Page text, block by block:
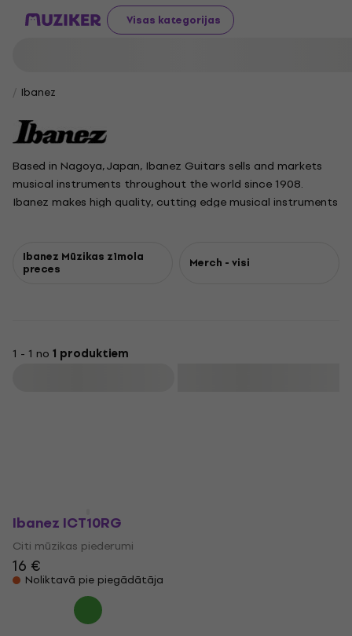
Visas kategorijas
Ibanez
Based in Nagoya, Japan, Ibanez Guitars sells and markets
musical instruments throughout the world since 1908.
Ibanez makes high quality, cutting edge musical instruments
accessories.
Ibanez Mūzikas zīmola
preces Merch - visi
1 - 1 no 1 produktiem
Ibanez ICT10RG
Citi mūzikas piederumi
16 €
Noliktavā pie piegādātāja